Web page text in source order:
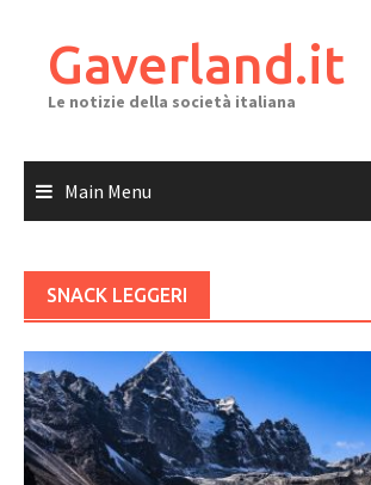
contentGaverland.it
Le notizie della società italiana
Main Menu
SNACK LEGGERI